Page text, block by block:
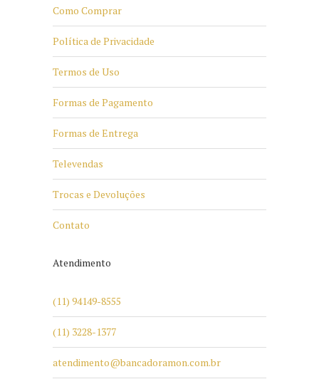
Como Comprar
Política de Privacidade
Termos de Uso
Formas de Pagamento
Formas de Entrega
Televendas
Trocas e Devoluções
Contato
Atendimento
(11) 94149-8555
(11) 3228-1377
atendimento@bancadoramon.com.br